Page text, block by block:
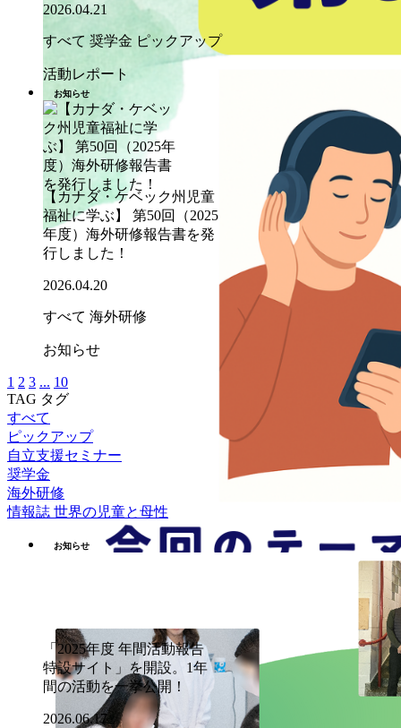
2026.04.21
すべて 奨学金 ピックアップ
活動レポート
お知らせ
【カナダ・ケベック州児童
福祉に学ぶ】 第50回（2025
年度）海外研修報告書を発
行しました！
2026.04.20
すべて 海外研修
お知らせ
1 2 3 ... 10
TAG タグ
すべて
ピックアップ
自立支援セミナー
奨学金
海外研修
情報誌 世界の児童と母性
お知らせ
「2025年度 年間活動報告
特設サイト」を開設。1年
間の活動を一挙公開！
2026.06.17